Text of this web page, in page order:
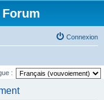
Connexion
: